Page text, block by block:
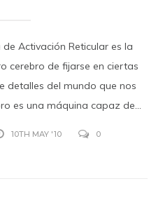
Activación Reticular es la
cerebro de fijarse en ciertas
detalles del mundo que nos
es una máquina capaz de...
10TH MAY '10 0